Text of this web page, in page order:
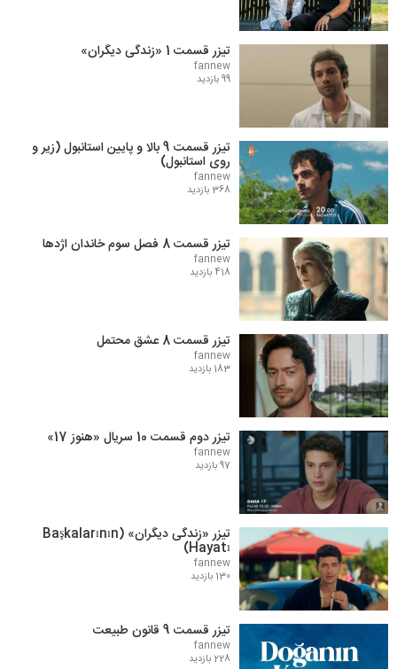
تیزر قسمت 1 «زندگی دیگران»
fannew
99 بازدید
تیزر قسمت 9 بالا و پایین استانبول (زیر و
روی استانبول)
fannew
368 بازدید
تیزر قسمت 8 فصل سوم خاندان اژدها
fannew
418 بازدید
تیزر قسمت 8 عشق محتمل
fannew
183 بازدید
تیزر دوم قسمت 10 سریال «هنوز 17»
fannew
97 بازدید
تیزر «زندگی دیگران» (Başkalarının
Hayatı)
fannew
130 بازدید
تیزر قسمت 9 قانون طبیعت
fannew
228 بازدید